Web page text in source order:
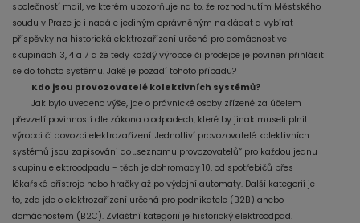
společností mail, ve kterém upozorňuje na to, že rozhodnutím Městského
soudu v Praze je i nadále jediným oprávněným nakládat a vybírat
příspěvky na historická elektrozařízení určená pro domácnost ve
skupinách 3, 4 a 7 a že tedy každý výrobce či prodejce je povinen přihlásit
se do tohoto systému. Jaké je pozadí tohoto případu?
Kdo jsou provozovatelé kolektivních systémů?
Jak bylo uvedeno výše, jde o právnické osoby zřízené za účelem
převzetí povinností dle zákona o odpadech, které by jinak museli plnit
výrobci či dovozci elektrozařízení. Jednotliví provozovatelé kolektivních
systémů jsou zapisováni do „seznamu provozovatelů“ pro každou jednu
skupinu elektroodpadu - těch je dohromady 10, od spotřebičů přes
lékařské přístroje nebo hračky až po výdejní automaty. Další kategorií je
to, zda jde o elektrozařízení určená pro podnikatele (B2B) anebo
domácnostem (B2C). Zvláštní kategorií je historický elektroodpad.